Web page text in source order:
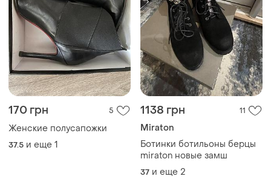
170 грн 5
Женские полусапожки
37.5 и еще 1
1138 грн 11
Miraton
Ботинки ботильоны берцы
miraton новые замш
37 и еще 2